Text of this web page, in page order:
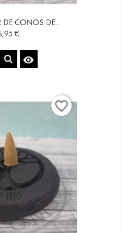
CONOS DE...
€

favorite_border